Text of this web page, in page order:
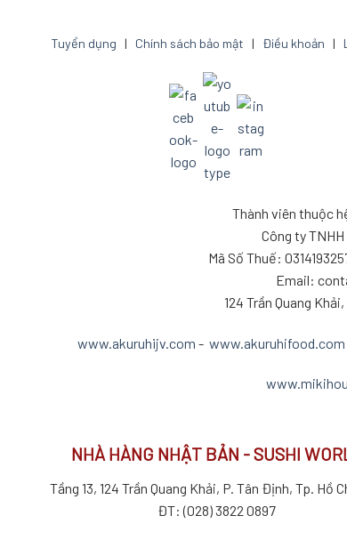
Tuyển dụng | Chính sách bảo mật | Điều khoản |
Thành viên thuộc
Công ty
Mã Số Thuế:
Email:
124 Trần Quang
www.akuruhijv.com -www.akuruhifood.com
NHÀ HÀNG NHẬT BẢN - SUSHI
Tầng 13, 124 Trần Quang Khải, P. Tân Định, Tp. Hồ
ĐT: (028) 3822 0897